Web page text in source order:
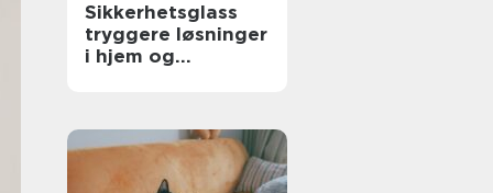
Sikkerhetsglass
tryggere løsninger
i hjem og